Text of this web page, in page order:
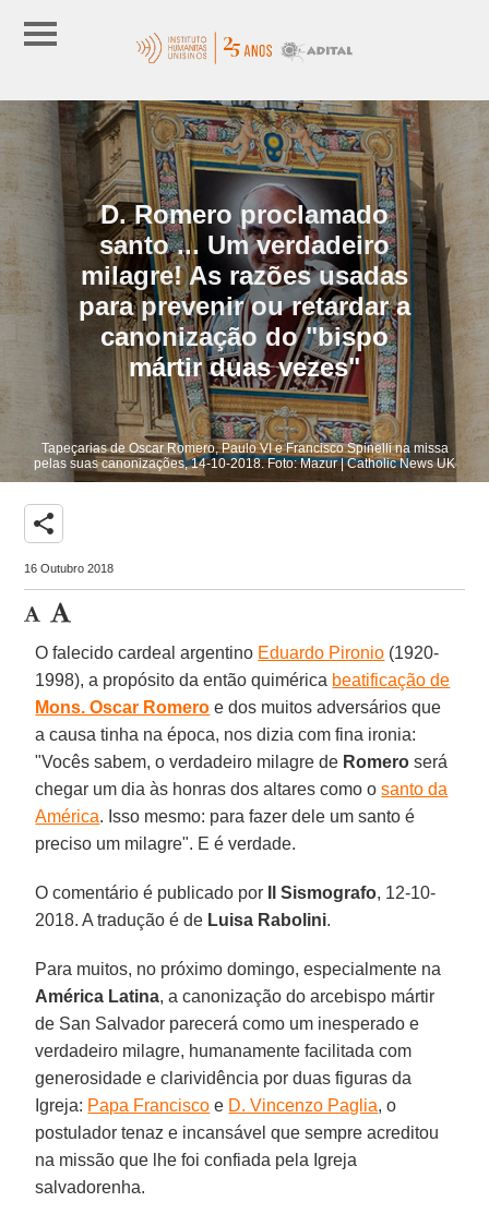
D. Romero proclamado
santo ... Um verdadeiro
milagre! As razões usadas
para prevenir ou retardar a
canonização do "bispo
mártir duas vezes"
Tapeçarias de Oscar Romero, Paulo VI e Francisco Spinelli na missa
pelas suas canonizações, 14-10-2018. Foto: Mazur | Catholic News UK
share
16 Outubro 2018
O falecido cardeal argentino Eduardo Pironio (1920-
1998), a propósito da então quimérica beatificação de
Mons. Oscar Romero e dos muitos adversários que
a causa tinha na época, nos dizia com fina ironia:
"Vocês sabem, o verdadeiro milagre de Romero será
chegar um dia às honras dos altares como osanto da
América. Isso mesmo: para fazer dele um santo é
preciso um milagre". E é verdade.
O comentário é publicado por Il Sismografo, 12-10-
2018. A tradução é de Luisa Rabolini.
Para muitos, no próximo domingo, especialmente na
América Latina, a canonização do arcebispo mártir
de San Salvador parecerá como um inesperado e
verdadeiro milagre, humanamente facilitada com
generosidade e clarividência por duas figuras da
Igreja: Papa Francisco e D. Vincenzo Paglia, o
postulador tenaz e incansável que sempre acreditou
na missão que lhe foi confiada pela Igreja
salvadorenha.